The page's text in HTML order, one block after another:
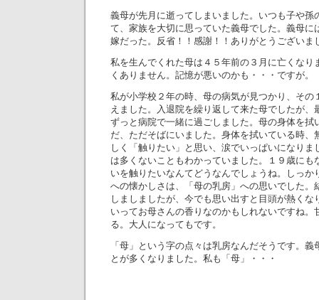
義母が先月に逝ってしまいました。いつも子や孫
て、家族を大切に思っていた義母でした。義母に
嫁だった。反省！！感謝！！ありがとうございま
私を生んでくれた母は４５年前の３月に亡くなり
くありません。記憶が悪いのかも・・・ですが。
私が小学校２年の時、母の病気が見つかり、その
えました。入退院を繰り返して来た母でしたが、
ずっと病院で一緒に過ごしました。母の身体を拭
だ、ただそばにいました。身体を拭いている時、
しく「触りたい」と思い、涙でいっぱいになりま
は多くないこともわかっていました。１９歳にも
いを触りたいなんてどうなんでしょうね。しっか
への懐かしさは、「母の乳房」への思いでした。
しましましたが、今でも思い出すと目頭が熱くな
いってお母さんの香りなのかもしれないですね。
る。大人になってもです。
「母」という字の点々は乳房なんだそうです。
とが多くなりました。私も「母」・・・